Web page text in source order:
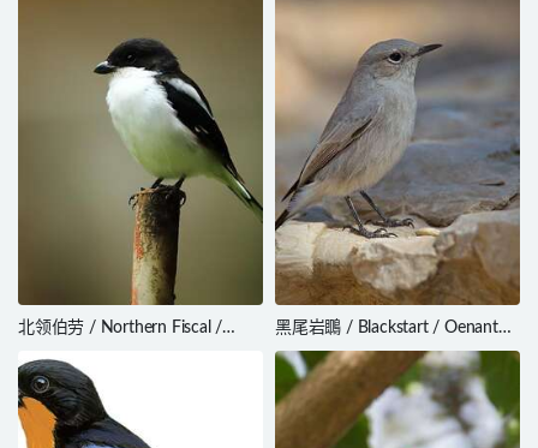
北领伯劳 / Northern Fiscal /
黑尾岩䳭 / Blackstart / Oenanthe
melanura